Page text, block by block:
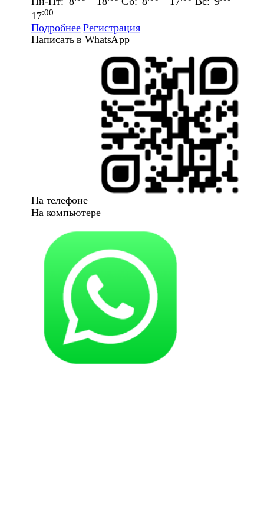
17:00
Подробнее Регистрация
Написать в WhatsApp
На телефоне
На компьютере